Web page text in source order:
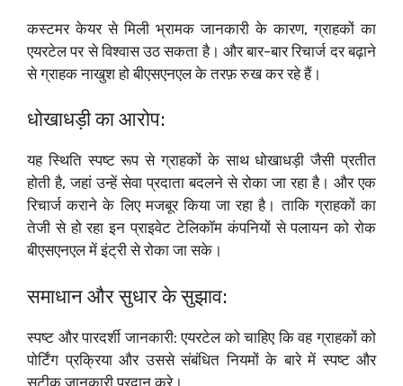
कस्टमर केयर से मिली भ्रामक जानकारी के कारण, ग्राहकों का
एयरटेल पर से विश्वास उठ सकता है। और बार-बार रिचार्ज दर बढ़ाने
से ग्राहक नाखुश हो बीएसएनएल के तरफ़ रुख कर रहे हैं।
धोखाधड़ी का आरोप:
यह स्थिति स्पष्ट रूप से ग्राहकों के साथ धोखाधड़ी जैसी प्रतीत
होती है, जहां उन्हें सेवा प्रदाता बदलने से रोका जा रहा है। और एक
रिचार्ज कराने के लिए मजबूर किया जा रहा है। ताकि ग्राहकों का
तेजी से हो रहा इन प्राइवेट टेलिकॉम कंपनियों से पलायन को रोक
बीएसएनएल में इंट्री से रोका जा सके।
समाधान और सुधार के सुझाव:
स्पष्ट और पारदर्शी जानकारी: एयरटेल को चाहिए कि वह ग्राहकों को
पोर्टिंग प्रक्रिया और उससे संबंधित नियमों के बारे में स्पष्ट और
सटीक जानकारी प्रदान करे।